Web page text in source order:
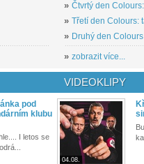
» Čtvrtý den
» Třetí den Colours:
» Druhý den
» zobrazit více...
pod
klubu
I letos se
VIDEOKLIPY
04.08.